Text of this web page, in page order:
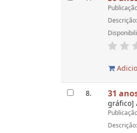
Descrição:
8. 31
gráfico]
Descrição: